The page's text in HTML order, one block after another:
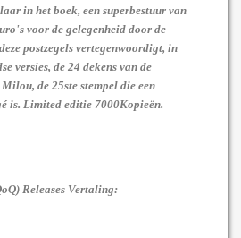
in het boek, een superbestuur van
voor de gelegenheid door de
postzegels vertegenwoordigt, in
versies, de 24 dekens van de
de 25ste stempel die een
is. Limited editie 7000Kopieën.
Releases Vertaling: